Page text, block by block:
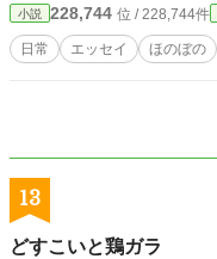
小説 228,744 位 / 228,744件
日常 エッセイ ほのぼの
13
どすこいと鶏ガラ